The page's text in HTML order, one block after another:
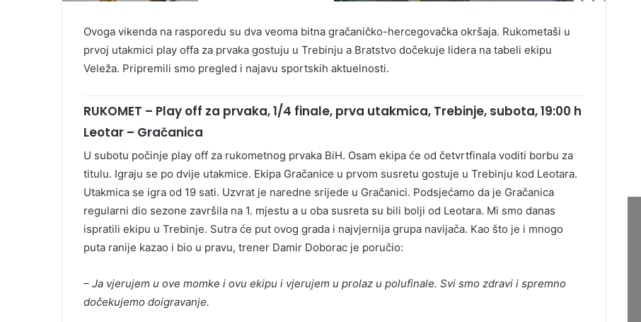
Ovoga vikenda na rasporedu su dva veoma bitna gračaničko-hercegovačka okršaja. Rukometaši u
prvoj utakmici play offa za prvaka gostuju u Trebinju a Bratstvo dočekuje lidera na tabeli ekipu
Veleža. Pripremili smo pregled i najavu sportskih aktuelnosti.
RUKOMET – Play off za prvaka, 1/4 finale, prva utakmica, Trebinje, subota, 19:00 h
Leotar – Gračanica
U subotu počinje play off za rukometnog prvaka BiH. Osam ekipa će od četvrtfinala voditi borbu za
titulu. Igraju se po dvije utakmice. Ekipa Gračanice u prvom susretu gostuje u Trebinju kod Leotara.
Utakmica se igra od 19 sati. Uzvrat je naredne srijede u Gračanici. Podsjećamo da je Gračanica
regularni dio sezone završila na 1. mjestu a u oba susreta su bili bolji od Leotara. Mi smo danas
ispratili ekipu u Trebinje. Sutra će put ovog grada i najvjernija grupa navijača. Kao što je i mnogo
puta ranije kazao i bio u pravu, trener Damir Doborac je poručio:
– Ja vjerujem u ove momke i ovu ekipu i vjerujem u prolaz u polufinale. Svi smo zdravi i spremno
dočekujemo doigravanje.